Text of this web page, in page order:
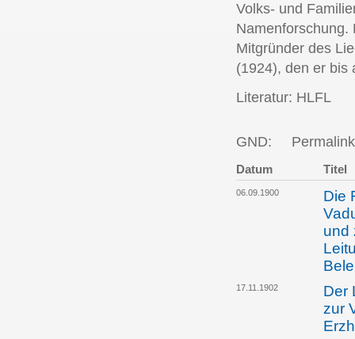
Volks- und
Mitgründer des
(1924), den er bis
Literatur: HLFL
GND:
Datum Titel
06.09.1900
Die
und
17.11.1902
Der
zur